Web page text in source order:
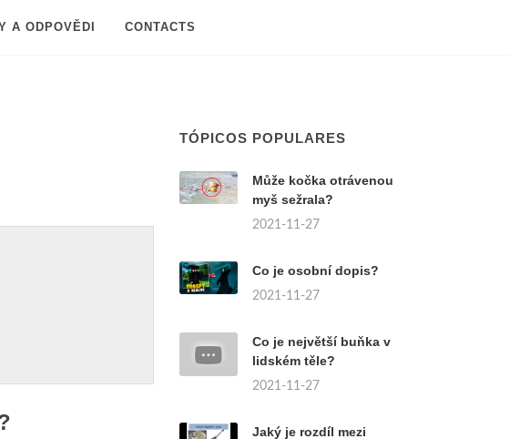
A ODPOVĚDI CONTACTS
TÓPICOS POPULARES
Může kočka otrávenou
myš sežrala?
2021-11-27
Co je osobní dopis?
2021-11-27
Co je největší buňka v
lidském těle?
2021-11-27
Jaký je rozdíl mezi